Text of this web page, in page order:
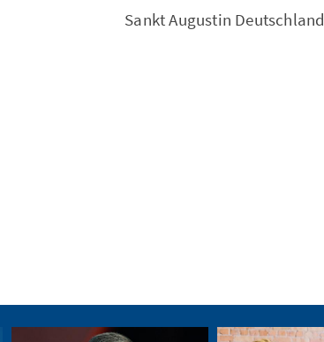
Sankt Augustin Deutschland